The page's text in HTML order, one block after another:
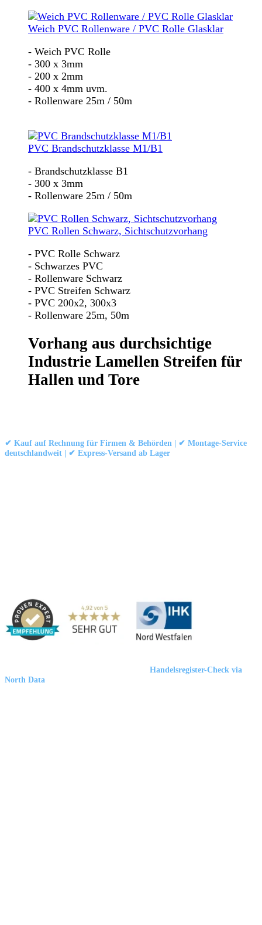
Weich PVC Rollenware / PVC Rolle Glasklar
- Weich PVC Rolle
- 300 x 3mm
- 200 x 2mm
- 400 x 4mm uvm.
- Rollenware 25m / 50m
PVC Brandschutzklasse M1/B1
- Brandschutzklasse B1
- 300 x 3mm
- Rollenware 25m / 50m
PVC Rollen Schwarz, Sichtschutzvorhang
- PVC Rolle Schwarz
- Schwarzes PVC
- Rollenware Schwarz
- PVC Streifen Schwarz
- PVC 200x2, 300x3
- Rollenware 25m, 50m
Vorhang aus durchsichtige
Industrie Lamellen Streifen für
Hallen und Tore
✔ Kauf auf Rechnung für Firmen & Behörden | ✔ Montage-Service
deutschlandweit | ✔ Express-Versand ab Lager
Handelsregister-Check via
North Data